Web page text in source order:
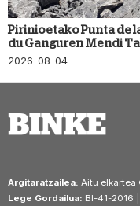
Pirinioetako Punta de
du Ganguren Mendi
2026-08-04
Argitaratzailea: Aitu elkartea
Lege Gordailua: BI-41-2016